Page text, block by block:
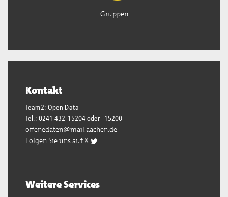
Gruppen
Kontakt
Team2: Open Data
Tel.: 0241 432-15204 oder -15200
offenedaten@mail.aachen.de
Folgen Sie uns auf X
Weitere Services